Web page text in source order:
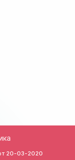
20-03-2020